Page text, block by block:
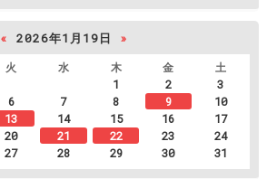
« 2026年1月19日
»
火 水 木 金
土
1
2
3
6 7 8 9
10
13 14 15 16
17
20 21 22 23
24
27 28 29 30 31